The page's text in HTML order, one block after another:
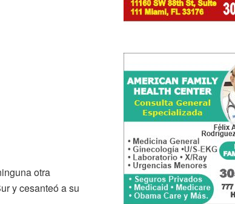
otra
y cesanteó a su